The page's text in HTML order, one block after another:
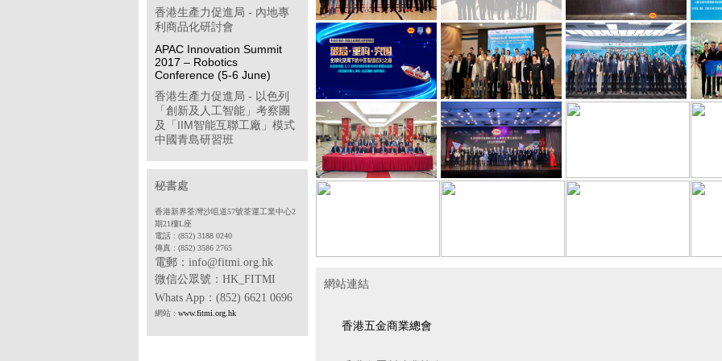
香港生產力促進局 - 內地專
利商品化研討會
APAC Innovation Summit
2017 – Robotics
Conference (5-6 June)
香港生產力促進局 - 以色列
「創新及人工智能」考察團
及「IIM智能互聯工廠」模式
中國青島研習班
「學習型企業獎」簡介會
第八屆「香港企業公民計
香港物聯網商會 - 透過多方
位推廣計劃開拓中國內地工
業物聯網市場(政府資助項目)
香港中華廠商聯合會 - 2017
年度「中小企貨運保險普及
計劃」
合作機構
秘書處
香港新界荃灣沙咀道57號荃運工業中心2
期21樓L座
電話 : (852) 3188 0240
傳真 : (852) 3586 2765
電郵：info@fitmi.org.hk
微信公眾號： HK_FITMI
Whats App ：(852) 6621 0696
網站 : www.fitmi.org.hk
網站連結
香港五金商業總會